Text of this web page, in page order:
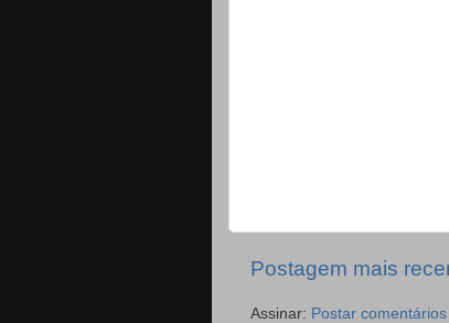
Postagem mais
Assinar: Postar